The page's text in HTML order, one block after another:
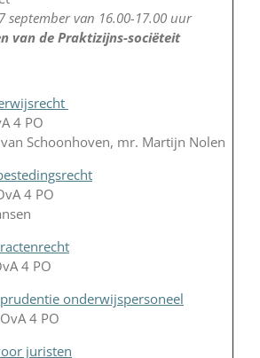
september van 16.00-17.00 uur
van de Praktizijns-sociëteit
4 PO
Schoonhoven, mr. Martijn Nolen
4 PO
4 PO
onderwijspersoneel
4 PO
juristen